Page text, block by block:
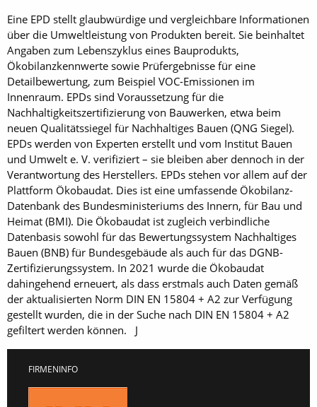
Eine EPD stellt glaubwürdige und vergleichbare Informationen
über die Umweltleistung von Produkten bereit. Sie beinhaltet
Angaben zum Lebenszyklus eines Bauprodukts,
Ökobilanzkennwerte sowie Prüfergebnisse für eine
Detailbewertung, zum Beispiel VOC-Emissionen im
Innenraum. EPDs sind Voraussetzung für die
Nachhaltigkeitszertifizierung von Bauwerken, etwa beim
neuen Qualitätssiegel für Nachhaltiges Bauen (QNG Siegel).
EPDs werden von Experten erstellt und vom Institut Bauen
und Umwelt e. V. verifiziert – sie bleiben aber dennoch in der
Verantwortung des Herstellers. EPDs stehen vor allem auf der
Plattform Ökobaudat. Dies ist eine umfassende Ökobilanz-
Datenbank des Bundesministeriums des Innern, für Bau und
Heimat (BMI). Die Ökobaudat ist zugleich verbindliche
Datenbasis sowohl für das Bewertungssystem Nachhaltiges
Bauen (BNB) für Bundesgebäude als auch für das DGNB-
Zertifizierungssystem. In 2021 wurde die Ökobaudat
dahingehend erneuert, als dass erstmals auch Daten gemäß
der aktualisierten Norm DIN EN 15804 + A2 zur Verfügung
gestellt wurden, die in der Suche nach DIN EN 15804 + A2
gefiltert werden können. J
FIRMENINFO